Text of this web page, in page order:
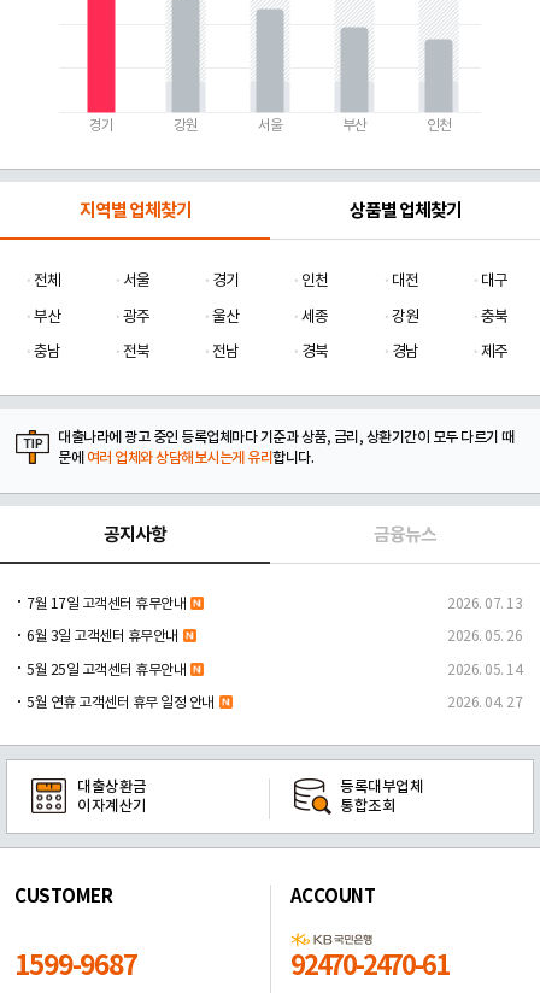
경기 강원 서울 부산 인천
지역별 업체찾기 상품별 업체찾기
전체 서울 경기 인천 대전
대구
부산
광주 울산 세종 강원
충북
충남
전북 전남 경북 경남 제주
대출나라에 광고 중인 등록업체마다 기준과 상품, 금리, 상환기간이 모두 다르기 때
문에 여러 업체와 상담해보시는게 유리합니다.
공지사항 금융뉴스
7월 17일 고객센터 휴무안내 2026. 07. 13
6월 3일 고객센터 휴무안내 2026. 05. 26
5월 25일 고객센터 휴무안내 2026. 05. 14
5월 연휴 고객센터 휴무 일정 안내 2026. 04. 27
대출상환금
이자계산기
등록대부업체
통합조회
CUSTOMER
1599-9687
ACCOUNT
92470-2470-61